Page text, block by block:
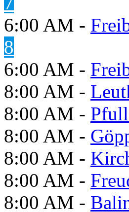
6:00 AM -
8
6:00 AM -
8:00 AM -
8:00 AM -
8:00 AM -
8:00 AM -
8:00 AM -
8:00 AM -